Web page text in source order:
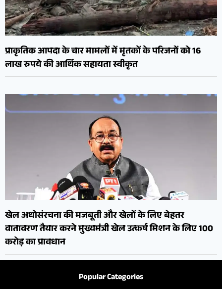
प्राकृतिक आपदा के चार मामलों में मृतकों के परिजनों को 16
लाख रुपये की आर्थिक सहायता स्वीकृत
खेल अधोसंरचना की मजबूती और खेलों के लिए बेहतर
वातावरण तैयार करने मुख्यमंत्री खेल उत्कर्ष मिशन के लिए 100
करोड़ का प्रावधान
Popular Categories